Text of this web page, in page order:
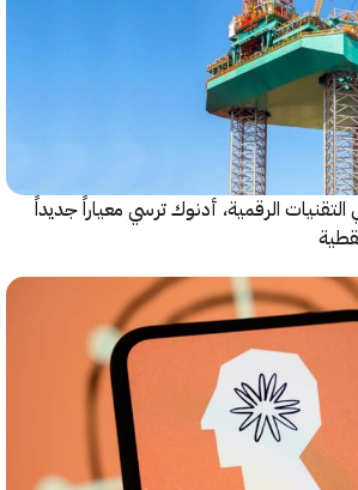
الرقمية، أدنوك ترسي معياراً جديداً